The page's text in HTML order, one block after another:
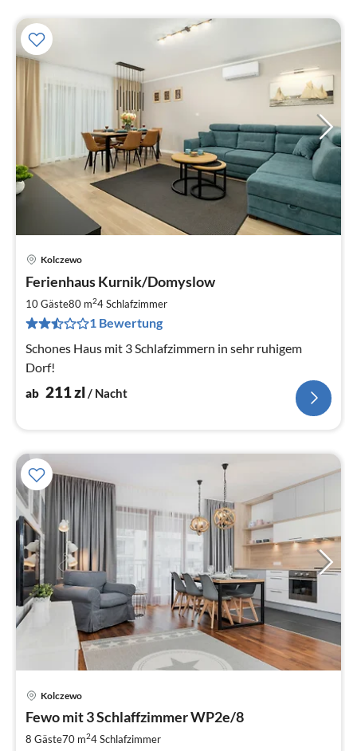
Kolczewo
Ferienhaus Kurnik/Domyslow
10 Gäste80 m24Schlafzimmer
1 Bewertung
Schones Haus mit 3 Schlafzimmern in sehr ruhigem
Dorf!
ab 211zl/ Nacht
Kolczewo
Fewo mit 3 Schlaffzimmer WP2e/8
8 Gäste70 m24Schlafzimmer